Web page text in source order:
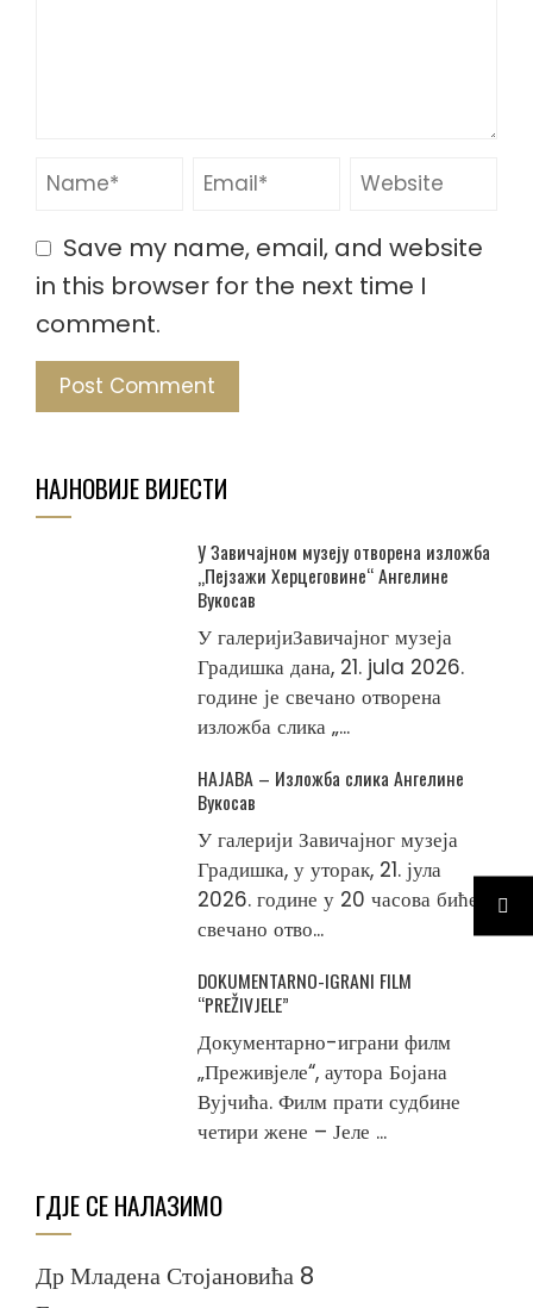
Save my name, email, and website
in this browser for the next time I
comment.
НАЈНОВИЈЕ ВИЈЕСТИ
У Завичајном музеју отворена изложба
„Пејзажи Херцеговине“ Ангелине
Вукосав
У галеријиЗавичајног музеја
Градишка дана, 21. jula 2026.
године је свечано отворена
изложба слика „...
НАЈАВА – Изложба слика Ангелине
Вукосав
У галерији Завичајног музеја
Градишка, у уторак, 21. јула
2026. године у 20 часова биће
свечано отво...
DOKUMENTARNO-IGRANI FILM
“PREŽIVJELE”
Документарно-играни филм
„Преживјеле“, аутора Бојана
Вујчића. Филм прати судбине
четири жене – Јеле ...
ГДЈЕ СЕ НАЛАЗИМО
Др Младена Стојановића 8